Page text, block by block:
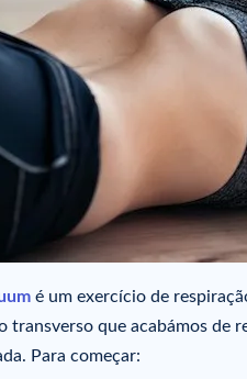
é um exercício de
transverso que acabámos de
Para começar: